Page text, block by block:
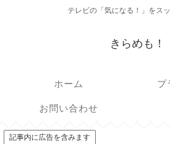
テレビの「気になる！」をス
きらめも！
ホーム プ
お問い合わせ
記事内に広告を含みます